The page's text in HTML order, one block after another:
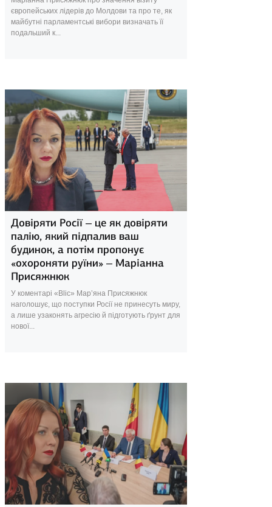
європейських лідерів до Молдови та про те, як
майбутні парламентські вибори визначать її
подальший к...
31 серпня 2025
Довіряти Росії – це як довіряти
палію, який підпалив ваш
будинок, а потім пропонує
«охороняти руїни» – Маріанна
Присяжнюк
У коментарі «Blic» Мар’яна Присяжнюк
наголошує, що поступки Росії не принесуть миру,
а лише узаконять агресію й підготують ґрунт для
нової...
28 серпня 2025